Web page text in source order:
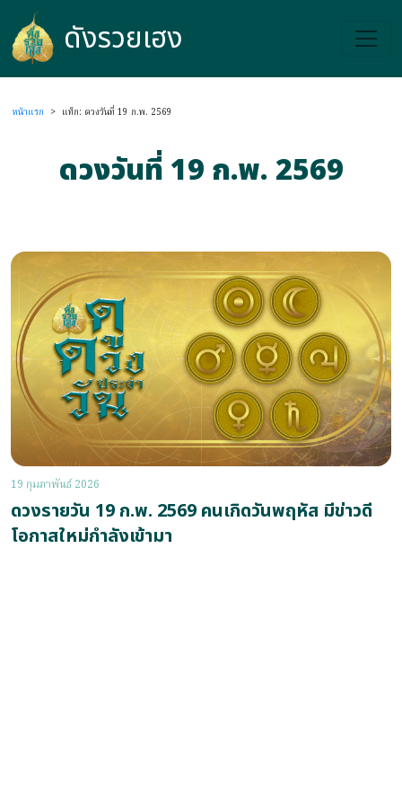
ดังรวยเฮง
ดังรวยเฮง
หน้าแรก > แท็ก: ดวงวันที่ 19 ก.พ. 2569
ดวงวันที่ 19 ก.พ. 2569
19 กุมภาพันธ์ 2026
ดวงรายวัน 19 ก.พ. 2569 คนเกิดวันพฤหัส มีข่าวดี
โอกาสใหม่กำลังเข้ามา